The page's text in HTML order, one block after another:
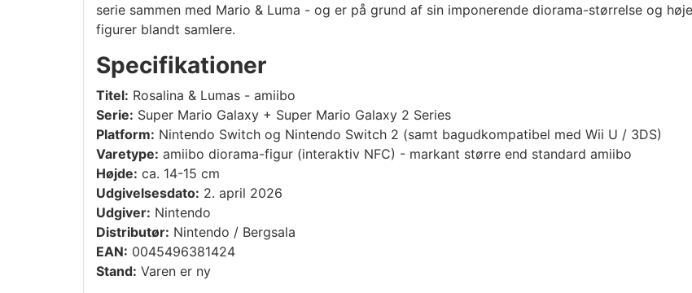
serie sammen med Mario & Luma - og er på grund af sin imponerende diorama-størrelse og
figurer blandt samlere.
Specifikationer
Titel: Rosalina & Lumas - amiibo
Serie: Super Mario Galaxy + Super Mario Galaxy 2 Series
Platform: Nintendo Switch og Nintendo Switch 2 (samt bagudkompatibel med Wii U / 3DS)
Varetype: amiibo diorama-figur (interaktiv NFC) - markant større end standard amiibo
Højde: ca. 14-15 cm
Udgivelsesdato: 2. april 2026
Udgiver: Nintendo
Distributør: Nintendo / Bergsala
EAN: 0045496381424
Stand: Varen er ny